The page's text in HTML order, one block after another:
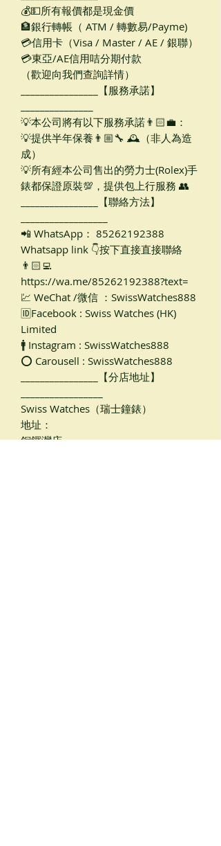
💰💵所有報價都是現金價
🏦銀行轉帳（ ATM / 轉數易/Payme)
💳信用卡（Visa / Master / AE / 銀聯）
💳東亞/AE信用咭分期付款
（歡迎向我們查詢詳情）
________________【服務承諾】
💡本公司將有以下服務承諾👨🏻‍💼：
💡提供半年保養👨🏼‍🔧 🕰（非人為造
成）
💡所有經本公司售出的勞力士(Rolex)手
錶都保證原裝💯，提供包上行服務 👥
________________【聯絡方法】
📲 WhatsApp： 85262192388
Whatsapp link 👇按下直接直接聯絡
👨🏻‍💻
https://wa.me/85262192388?text=
💹 WeChat /微信 ：SwissWatches888
🆔Facebook : Swiss Watches (HK)
Limited
🚹 Instagram : SwissWatches888
⭕ Carousell : SwissWatches888
________________【分店地址】
Swiss Watches（瑞士鐘錶）
地址：
銅鑼灣店